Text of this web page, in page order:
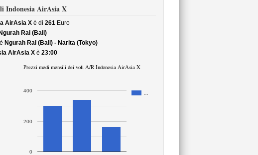
Indonesia AirAsia X
AirAsia Xè di 261Euro
Ngurah Rai (Bali)
Ngurah Rai (Bali) - Narita (Tokyo)
AirAsia Xè 23:00
Prezzi medi mensili dei voli A/R Indonesia AirAsia X
0
200
400